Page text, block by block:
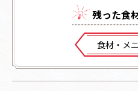
残った⾷
⾷材・メ